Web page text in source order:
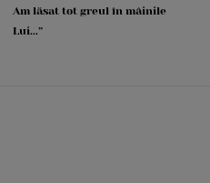
Am lăsat tot greul în mâinile
Lui...”